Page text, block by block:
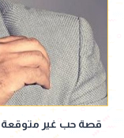
قصة حب غير متوقعة